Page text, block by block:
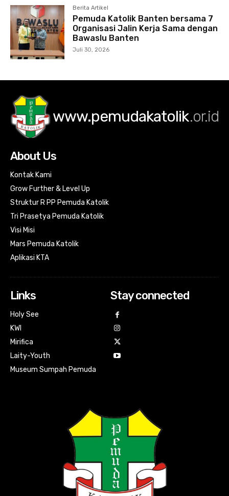
Berita Artikel
Pemuda Katolik Banten bersama 7
Organisasi Jalin Kerja Sama dengan
Bawaslu Banten
Juli 30, 2026
www.pemudakatolik.or.id
About Us
Kontak Kami
Grow Further & Level Up
Struktur R PP Pemuda Katolik
Tri Prasetya Pemuda Katolik
Visi Misi
Mars Pemuda Katolik
Aplikasi KTA
Links
Holy See
KWI
Mirifica
Laity-Youth
Museum Sumpah Pemuda
Stay connected